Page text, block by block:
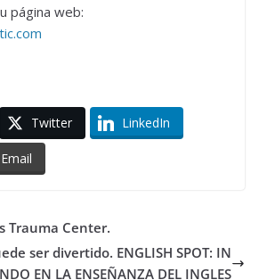
página web:
Twitter LinkedIn
Email
Trauma Center.
ser divertido. ENGLISH SPOT: IN
EN LA ENSEÑANZA DEL INGLES